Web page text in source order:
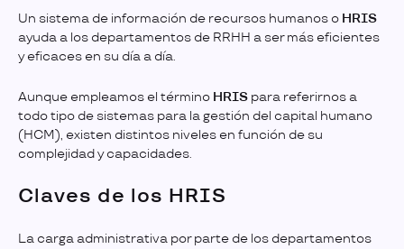
Un sistema de información de recursos humanos o HRIS
ayuda a los departamentos de RRHH a ser más eficientes
y eficaces en su día a día.
Aunque empleamos el término HRIS para referirnos a
todo tipo de sistemas para la gestión del capital humano
(HCM), existen distintos niveles en función de su
complejidad y capacidades.
Claves de los HRIS
La carga administrativa por parte de los departamentos